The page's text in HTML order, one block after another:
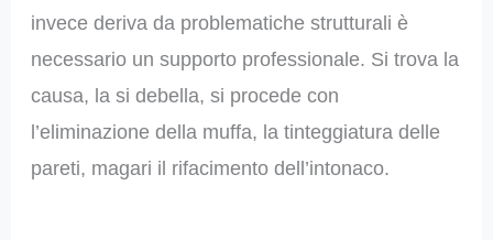
invece deriva da problematiche strutturali è
necessario un supporto professionale. Si trova la
causa, la si debella, si procede con
l’eliminazione della muffa, la tinteggiatura delle
pareti, magari il rifacimento dell’intonaco.